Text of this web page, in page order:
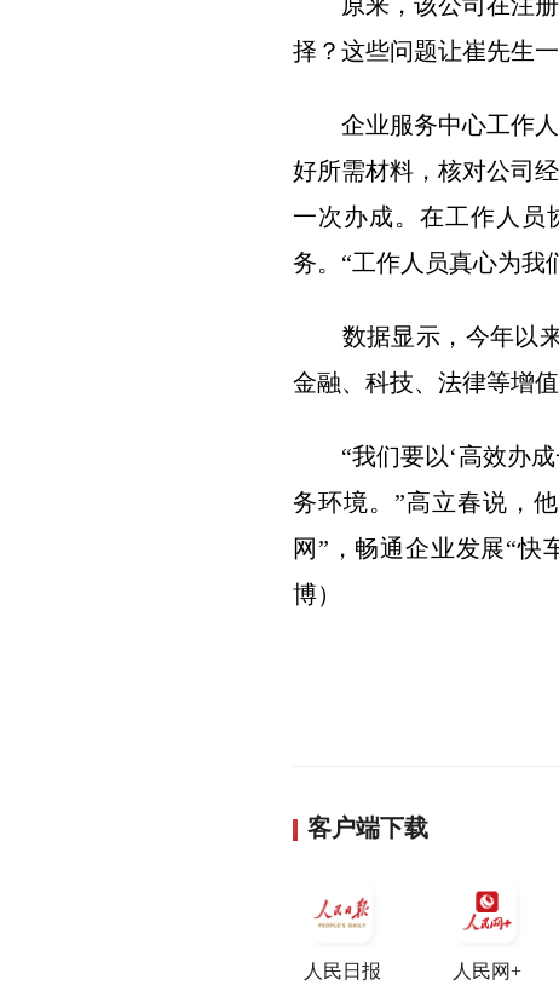
择？这些问题让崔先生
企业服务中心工作人
好所需材料，核对公司
一次办成。在工作人员
务。“工作人员真心为我
数据显示，今年以来
金融、科技、法律等增值
“我们要以‘高效办成
务环境。”高立春说，
网”，畅通企业发展“快
博）
客户端下载
人民日报 人民网+